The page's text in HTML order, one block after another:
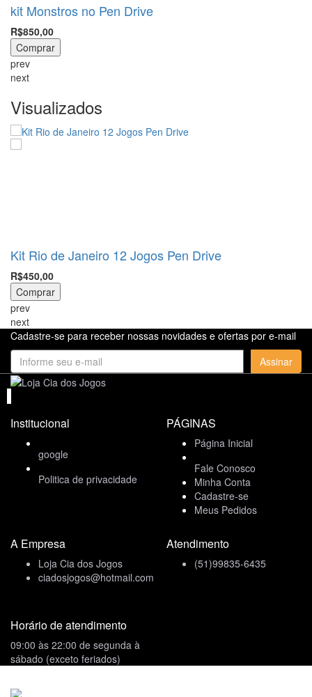
kit Monstros no Pen Drive
R$850,00
Comprar
prev
next
Visualizados
Kit Rio de Janeiro 12 Jogos Pen Drive
R$450,00
Comprar
prev
next
Cadastre-se para receber nossas novidades e ofertas por e-mail
Assinar
Institucional
google
Politica de privacidade
PÁGINAS
Página Inicial
Fale Conosco
Minha Conta
Cadastre-se
Meus Pedidos
A Empresa
Loja Cia dos Jogos
ciadosjogos@hotmail.com
Horário de atendimento
09:00 às 22:00 de segunda à
sábado (exceto feriados)
Atendimento
(51)99835-6435